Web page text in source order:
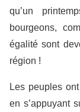
qu’un
bourgeons,
égalité sont
région !
Les peuples
en s’appuyant